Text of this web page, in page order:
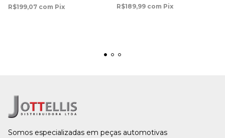
R$199,07 com Pix R$189,99 com Pix
Somos especializadas em peças automotivas